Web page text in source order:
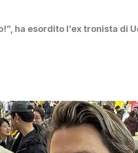
ha esordito l’ex tronista di